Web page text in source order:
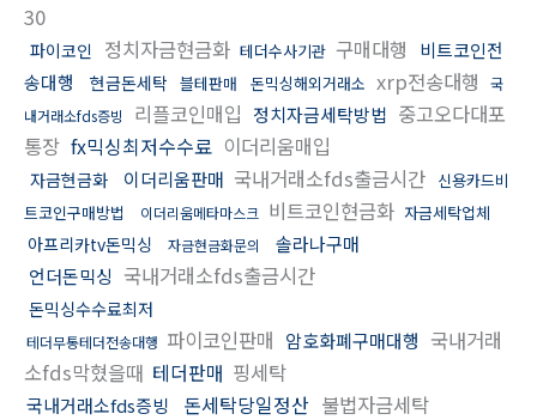
30
파이코인 정치자금현금화 테더수사기관 구매대행
비트코인전
송대행
현금돈세탁 블테판매 돈믹싱해외거래소 xrp전송대행
국
내거래소fds증빙
리플코인매입 정치자금세탁방법 중고오다대포
통장 fx믹싱최저수수료 이더리움매입
자금현금화 이더리움판매 국내거래소fds출금시간 신용카드비
트코인구매방법
이더리움메타마스크 비트코인현금화 자금세탁업체
아프리카tv돈믹싱 자금현금화문의
솔라나구매
언더돈믹싱 국내거래소fds출금시간
돈믹싱수수료최저
테더무통테더전송대행 파이코인판매 암호화폐구매대행 국내거래
소fds막혔을때 테더판매 핑세탁
국내거래소fds증빙 돈세탁당일정산 불법자금세탁